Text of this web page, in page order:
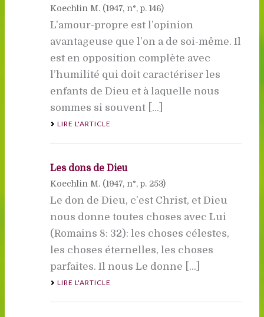
Koechlin M. (1947, n°, p. 146)
L’amour-propre est l’opinion
avantageuse que l’on a de soi-même. Il
est en opposition complète avec
l’humilité qui doit caractériser les
enfants de Dieu et à laquelle nous
sommes si souvent [...]
LIRE L'ARTICLE
Les dons de Dieu
Koechlin M. (1947, n°, p. 253)
Le don de Dieu, c’est Christ, et Dieu
nous donne toutes choses avec Lui
(Romains 8: 32): les choses célestes,
les choses éternelles, les choses
parfaites. Il nous Le donne [...]
LIRE L'ARTICLE